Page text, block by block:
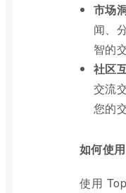
市场
闻、
智的
社区
交流
您的
如何使
使用